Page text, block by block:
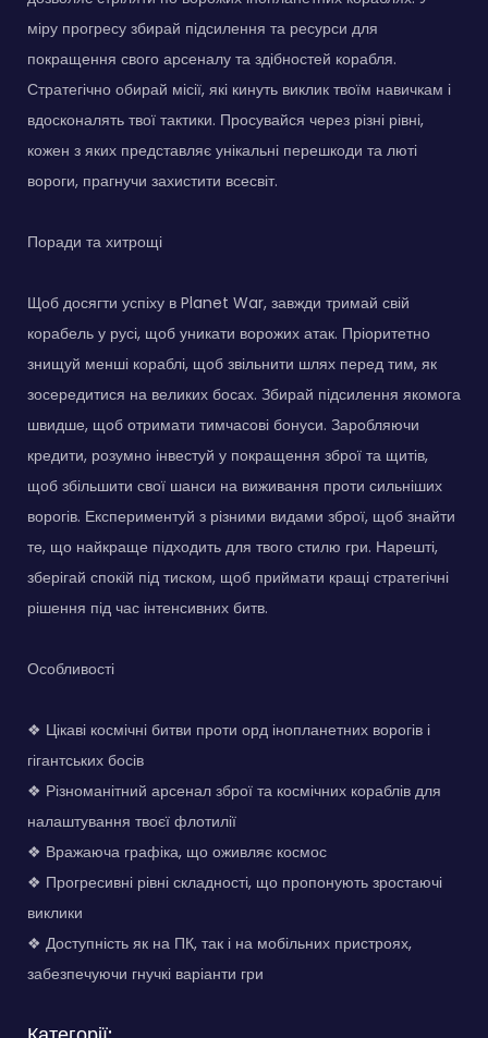
міру прогресу збирай підсилення та ресурси для
покращення свого арсеналу та здібностей корабля.
Стратегічно обирай місії, які кинуть виклик твоїм навичкам і
вдосконалять твої тактики. Просувайся через різні рівні,
кожен з яких представляє унікальні перешкоди та люті
вороги, прагнучи захистити всесвіт.
Поради та хитрощі
Щоб досягти успіху в Planet War, завжди тримай свій
корабель у русі, щоб уникати ворожих атак. Пріоритетно
знищуй менші кораблі, щоб звільнити шлях перед тим, як
зосередитися на великих босах. Збирай підсилення якомога
швидше, щоб отримати тимчасові бонуси. Заробляючи
кредити, розумно інвестуй у покращення зброї та щитів,
щоб збільшити свої шанси на виживання проти сильніших
ворогів. Експериментуй з різними видами зброї, щоб знайти
те, що найкраще підходить для твого стилю гри. Нарешті,
зберігай спокій під тиском, щоб приймати кращі стратегічні
рішення під час інтенсивних битв.
Особливості
❖ Цікаві космічні битви проти орд інопланетних ворогів і
гігантських босів
❖ Різноманітний арсенал зброї та космічних кораблів для
налаштування твоєї флотилії
❖ Вражаюча графіка, що оживляє космос
❖ Прогресивні рівні складності, що пропонують зростаючі
виклики
❖ Доступність як на ПК, так і на мобільних пристроях,
забезпечуючи гнучкі варіанти гри